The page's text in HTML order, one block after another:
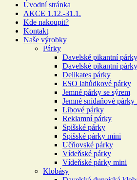
Úvodní stránka
AKCE 1.12.-31.1.
Kde nakoupit?
Kontakt
Naše výrobky
Párky
Davelské pikantní párky
Davelské pikantní
Delikates párky
ESO lahůdkové párky
Jemné párky se sýrem
Jemné snídaňové
Libové párky
Reklamní párky
Spišské párky
Spišské párky mini
Učňovské párky
Vídeňské párky
Vídeňské párky mini
Klobásy